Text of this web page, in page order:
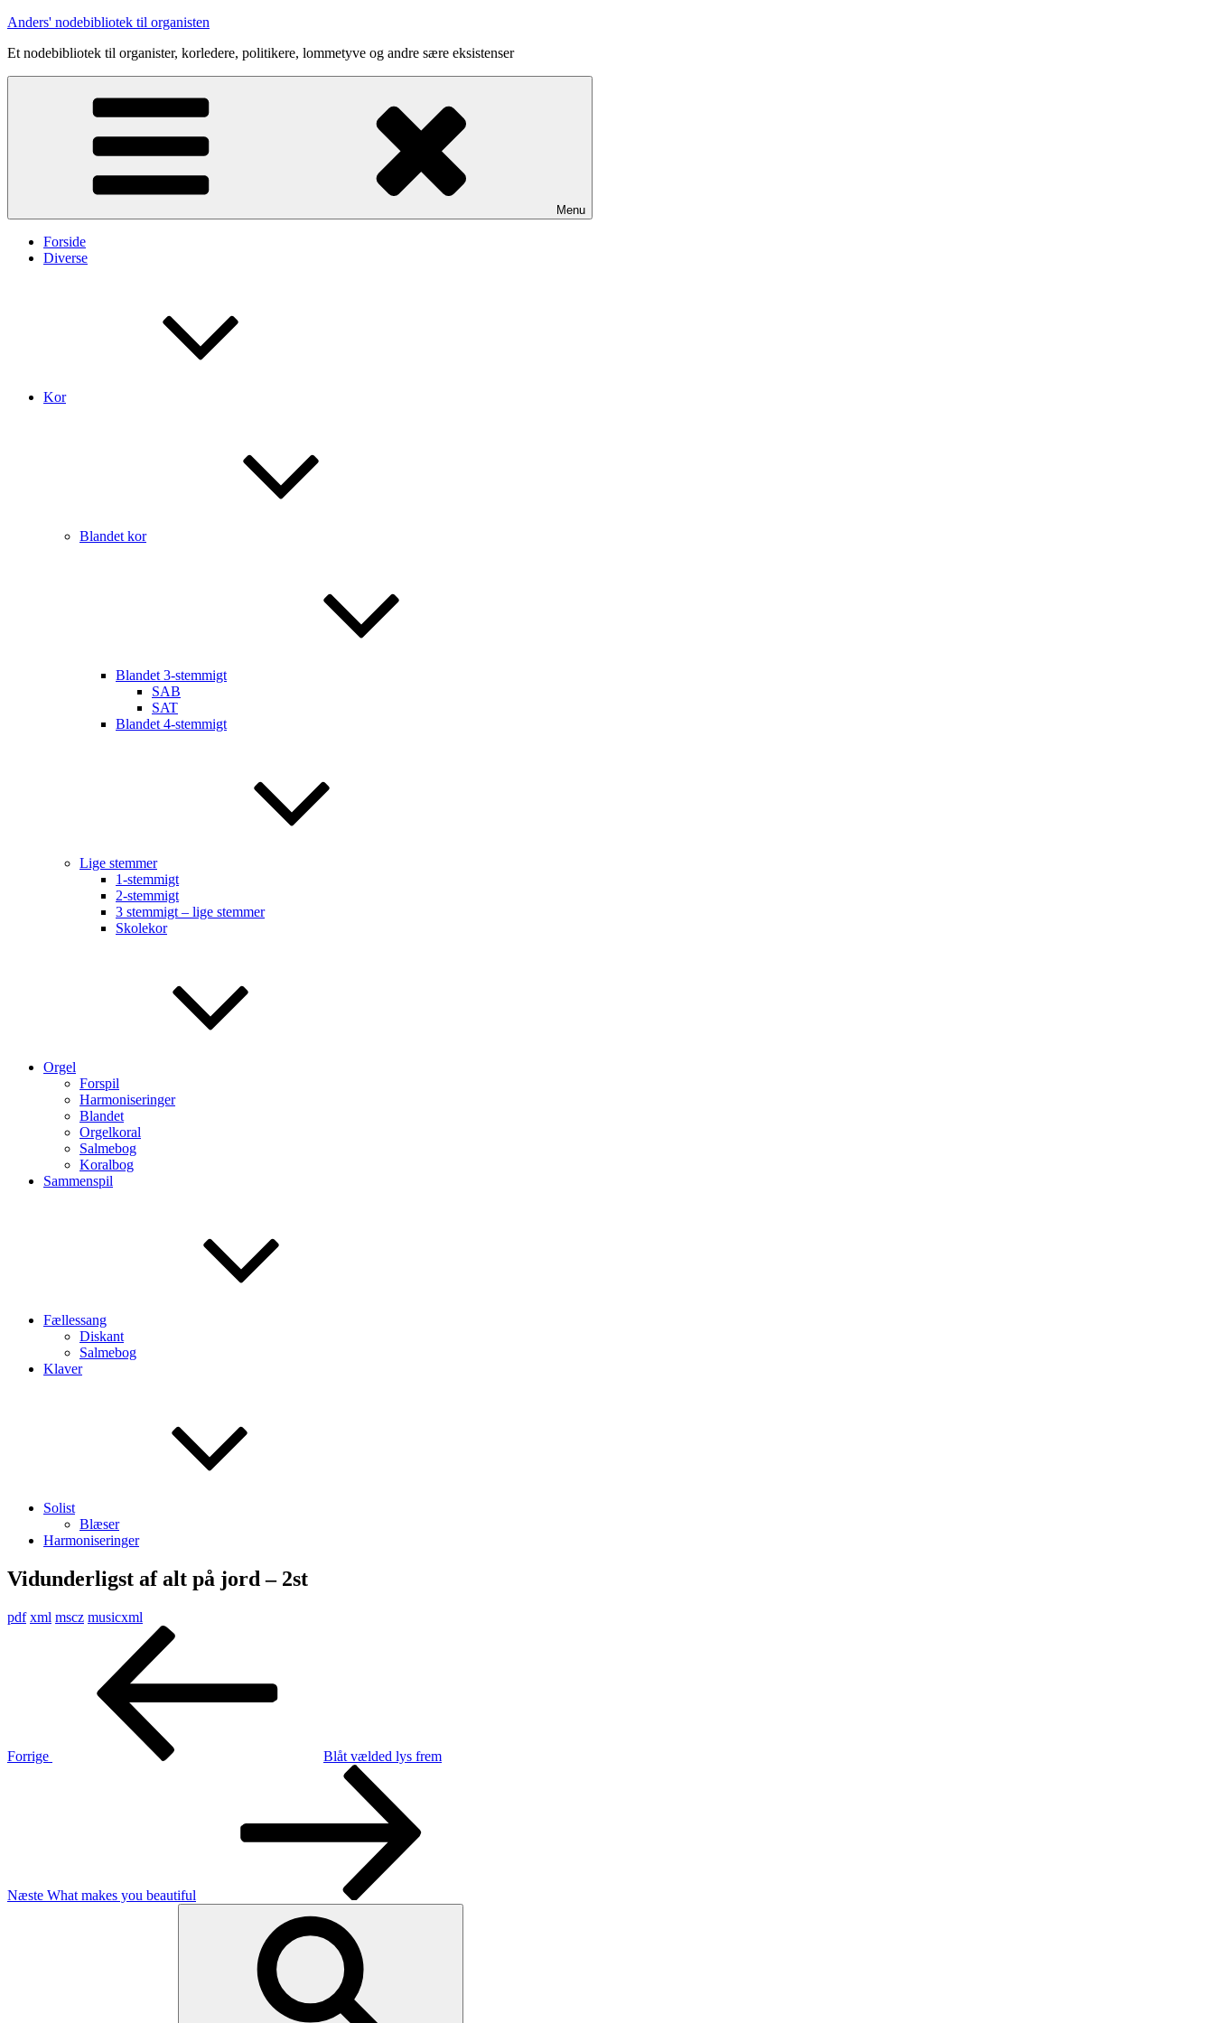
Videre
indhold
Anders' nodebibliotek til organisten
Et nodebibliotek til organister, korledere, politikere, lommetyve og andre sære eksistenser
Menu
Forside
Diverse
Kor
Blandet kor
Blandet 3-stemmigt
SAB
SAT
Blandet 4-stemmigt
Lige stemmer
1-stemmigt
2-stemmigt
3 stemmigt – lige stemmer
Skolekor
Orgel
Forspil
Harmoniseringer
Blandet
Orgelkoral
Salmebog
Koralbog
Sammenspil
Fællessang
Diskant
Salmebog
Klaver
Solist
Blæser
Harmoniseringer
Vidunderligst af alt på jord – 2st
pdf xml mscz musicxml
Indlægsnavigation
Forrige
Blåt vælded lys frem
Næste What makes you beautiful